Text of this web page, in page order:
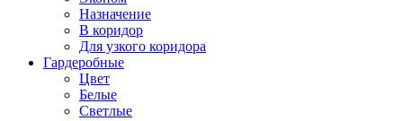
Назначение
В коридор
Для узкого коридора
Гардеробные
Цвет
Белые
Светлые